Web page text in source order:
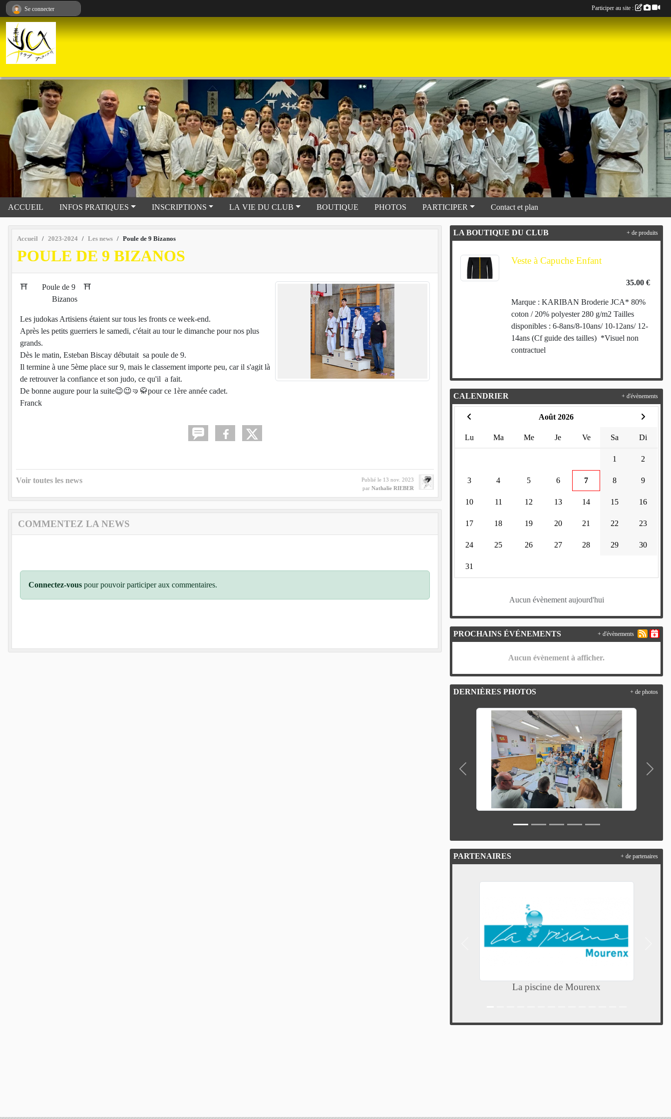
ACCUEIL INFOS PRATIQUES INSCRIPTIONS LA VIE DU CLUB BOUTIQUE PHOTOS PARTICIPER Contact et plan
Accueil 2023-2024 Les news Poule de 9 Bizanos
POULE DE 9 BIZANOS
⛩️ Poule de 9 ⛩️
Bizanos
Les judokas Artisiens étaient sur tous les fronts ce week-end.
Après les petits guerriers le samedi, c'était au tour le dimanche pour nos plus
grands.
Dès le matin, Esteban Biscay débutait sa poule de 9.
Il termine à une 5ème place sur 9, mais le classement importe peu, car il s'agit là
de retrouver la confiance et son judo, ce qu'il a fait.
De bonne augure pour la suite😉😉🤜🥋pour ce 1ère année cadet.
Franck
Voir toutes les news Publié le 13 nov. 2023
parNathalie RIEBER
COMMENTEZ LA NEWS
Connectez-vous pour pouvoir participer aux commentaires.
LA BOUTIQUE DU CLUB
Veste à Capuche Enfant
35.00 €
Marque : KARIBAN Broderie JCA* 80%
coton / 20% polyester 280 g/m2 Tailles
disponibles : 6-8ans/8-10ans/ 10-12ans/ 12-
14ans (Cf guide des tailles) *Visuel non
contractuel
+ de produits
CALENDRIER
Août 2026
Lu Ma Me Je Ve Sa Di
1 2
3 4 5 6 7 8 9
10 11 12 13 14 15 16
17 18 19 20 21 22 23
24 25 26 27 28 29 30
31
Aucun évènement aujourd'hui
+ d'évènements
PROCHAINS ÉVÉNEMENTS
Aucun évènement à afficher.
+ d'évènements
DERNIÈRES PHOTOS
Précedent
+ de photos
PARTENAIRES
La piscine de Mourenx
Précedent
+ de partenaires
Se connecter Participer au site :
Panneau de gestion des cookies